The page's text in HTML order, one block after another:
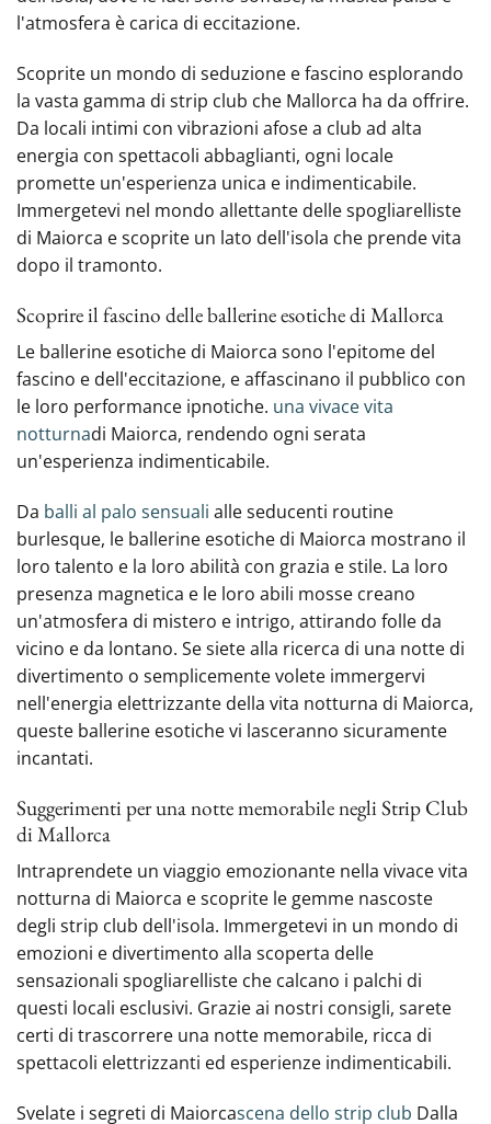
l'atmosfera è carica di eccitazione.
Scoprite un mondo di seduzione e fascino esplorando
la vasta gamma di strip club che Mallorca ha da offrire.
Da locali intimi con vibrazioni afose a club ad alta
energia con spettacoli abbaglianti, ogni locale
promette un'esperienza unica e indimenticabile.
Immergetevi nel mondo allettante delle spogliarelliste
di Maiorca e scoprite un lato dell'isola che prende vita
dopo il tramonto.
Scoprire il fascino delle ballerine esotiche di Mallorca
Le ballerine esotiche di Maiorca sono l'epitome del
fascino e dell'eccitazione, e affascinano il pubblico con
le loro performance ipnotiche. una vivace vita
notturnadi Maiorca, rendendo ogni serata
un'esperienza indimenticabile.
Da balli al palo sensuali alle seducenti routine
burlesque, le ballerine esotiche di Maiorca mostrano il
loro talento e la loro abilità con grazia e stile. La loro
presenza magnetica e le loro abili mosse creano
un'atmosfera di mistero e intrigo, attirando folle da
vicino e da lontano. Se siete alla ricerca di una notte di
divertimento o semplicemente volete immergervi
nell'energia elettrizzante della vita notturna di Maiorca,
queste ballerine esotiche vi lasceranno sicuramente
incantati.
Suggerimenti per una notte memorabile negli Strip Club
di Mallorca
Intraprendete un viaggio emozionante nella vivace vita
notturna di Maiorca e scoprite le gemme nascoste
degli strip club dell'isola. Immergetevi in un mondo di
emozioni e divertimento alla scoperta delle
sensazionali spogliarelliste che calcano i palchi di
questi locali esclusivi. Grazie ai nostri consigli, sarete
certi di trascorrere una notte memorabile, ricca di
spettacoli elettrizzanti ed esperienze indimenticabili.
Svelate i segreti di Maiorcascena dello strip club Dalla